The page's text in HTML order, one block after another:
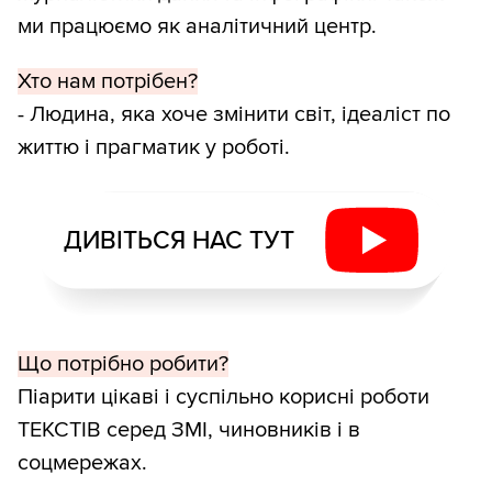
ми працюємо як аналітичний центр.
Хто нам потрібен?
- Людина, яка хоче змінити світ, ідеаліст по
життю і прагматик у роботі.
ДИВІТЬСЯ НАС ТУТ
Що потрібно робити?
Піарити цікаві і суспільно корисні роботи
ТЕКСТІВ серед ЗМІ, чиновників і в
соцмережах.